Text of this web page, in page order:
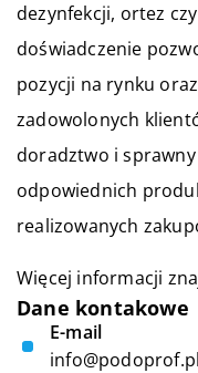
dezynfekcji, ortez
doświadczenie
pozycji na rynku
zadowolonych
doradztwo i
odpowiednich
realizowanych
Więcej informacji
Dane kontakowe
E-mail
info@podoprof.pl